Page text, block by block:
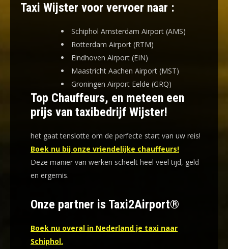
Taxi Wijster voor vervoer naar :
Schiphol Amsterdam Airport (AMS)
Rotterdam Airport (RTM)
Eindhoven Airport (EIN)
Maastricht Aachen Airport (MST)
Groningen Airport Eelde (GRQ)
Top Chauffeurs, en meteen een
prijs van taxibedrijf Wijster!
het gaat tenslotte om de perfecte start van uw reis!
Boek nu bij onze vriendelijke chauffeurs!
Deze manier van werken scheelt heel veel tijd, geld
en ergernis.
Onze partner is Taxi2Airport®
Boek nu overal in Nederland je taxi naar
Schiphol.